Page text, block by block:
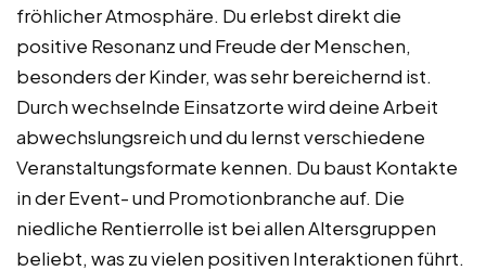
fröhlicher Atmosphäre. Du erlebst direkt die
positive Resonanz und Freude der Menschen,
besonders der Kinder, was sehr bereichernd ist.
Durch wechselnde Einsatzorte wird deine Arbeit
abwechslungsreich und du lernst verschiedene
Veranstaltungsformate kennen. Du baust Kontakte
in der Event- und Promotionbranche auf. Die
niedliche Rentierrolle ist bei allen Altersgruppen
beliebt, was zu vielen positiven Interaktionen führt.